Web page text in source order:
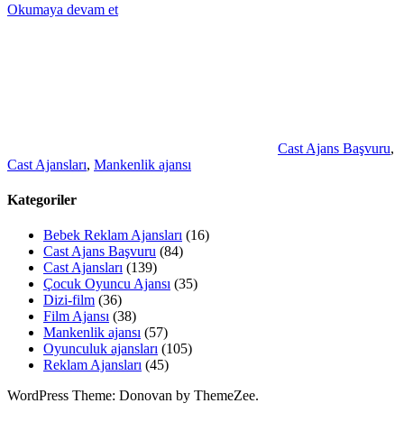
Okumaya devam et
Cast Ajans Başvuru,
Cast Ajansları, Mankenlik ajansı
Kategoriler
Bebek Reklam Ajansları (16)
Cast Ajans Başvuru (84)
Cast Ajansları (139)
Çocuk Oyuncu Ajansı (35)
Dizi-film (36)
Film Ajansı (38)
Mankenlik ajansı (57)
Oyunculuk ajansları (105)
Reklam Ajansları (45)
WordPress Theme: Donovan by ThemeZee.